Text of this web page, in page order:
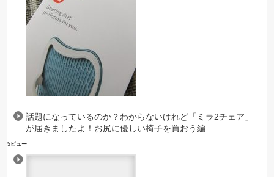
話題になっているのか？わからないけれど「ミラ2チェア」
が届きましたよ！お尻に優しい椅子を買おう編
5ビュー